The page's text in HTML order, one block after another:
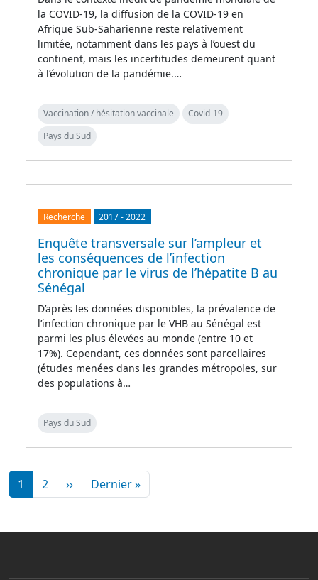
la COVID-19, la diffusion de la COVID-19 en
Afrique Sub-Saharienne reste relativement
limitée, notamment dans les pays à l’ouest du
continent, mais les incertitudes demeurent quant
à l’évolution de la pandémie.…
Vaccination / hésitation vaccinale
Covid-19
Pays du Sud
Recherche 2017-2022
Enquête transversale sur l’ampleur et
les conséquences de l’infection
chronique par le virus de l’hépatite B au
Sénégal
D’après les données disponibles, la prévalence de
l’infection chronique par le VHB au Sénégal est
parmi les plus élevées au monde (entre 10 et
17%). Cependant, ces données sont parcellaires
(études menées dans les grandes métropoles, sur
des populations à…
Pays du Sud
Pagination
1 2 ››Page suivante
Dernier »Dernière page